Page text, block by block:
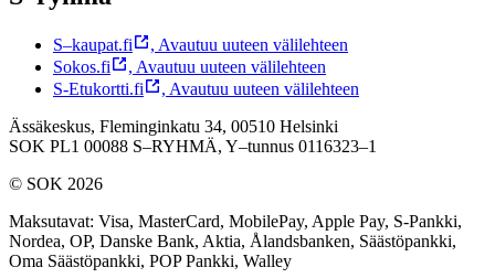
S–kaupat.fi , Avautuu uuteen välilehteen
Sokos.fi
, Avautuu uuteen välilehteen
S-Etukortti.fi
, Avautuu uuteen välilehteen
Ässäkeskus, Fleminginkatu 34, 00510 Helsinki
SOK PL1 00088 S–RYHMÄ, Y–tunnus 0116323–1
© SOK 2026
Maksutavat: Visa, MasterCard, MobilePay, Apple Pay, S-Pankki,
Nordea, OP, Danske Bank, Aktia, Ålandsbanken, Säästöpankki,
Oma Säästöpankki, POP Pankki, Walley